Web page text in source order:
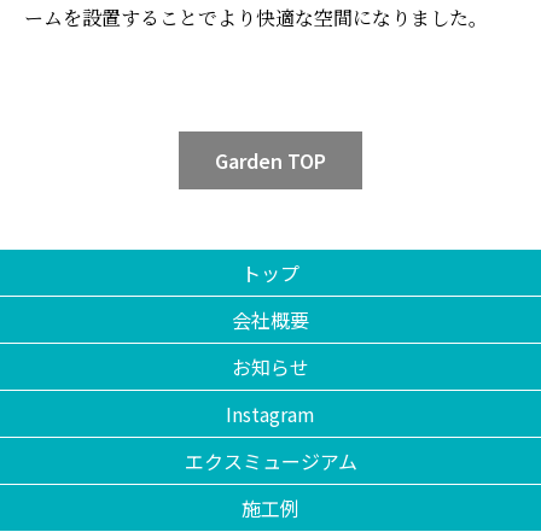
ームを設置することでより快適な空間になりました。
Garden TOP
トップ
会社概要
お知らせ
Instagram
エクスミュージアム
施工例